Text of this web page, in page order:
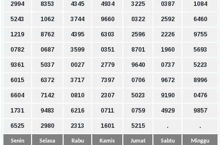
2994 8353 4345 4934 3225 0387 1084
5243 1062 3744 9660 0322 2592 6460
1219 8762 4395 6303 2596 2226 9755
0782 0687 3599 0351 8701 1960 5693
9361 5037 0027 2779 9640 0737 5223
6015 6372 3717 7397 0706 9672 8996
6604 7142 0810 2307 5023 9190 0476
1731 9483 6216 0711 0759 4929 9857
6525 2980 2313 1601 5215 . .
Senin Selasa Rabu Kamis Jumat Sabtu Minggu